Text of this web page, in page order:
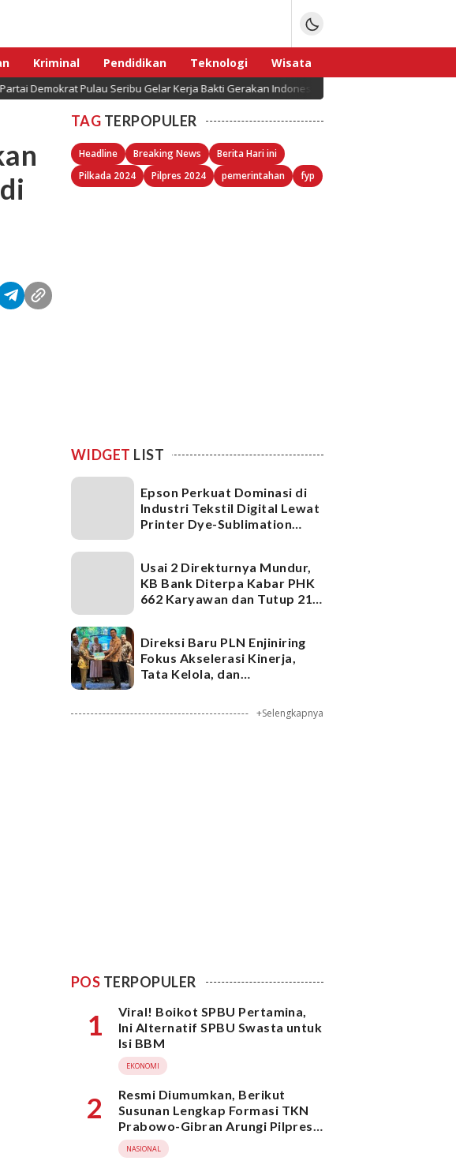
Kriminal Pendidikan Teknologi
Wisata
Sport
Pulau Seribu Gelar Kerja Bakti Gerakan Indonesia ASRI Langit Biru
TAG TERPOPULER
Headline Breaking News
Berita Hari ini
Pilkada 2024
Pilpres 2024 pemerintahan fyp
WIDGET LIST
Epson Perkuat Dominasi di
Industri Tekstil Digital Lewat
Printer Dye-Sublimation
Usai 2 Direkturnya Mundur,
KB Bank Diterpa Kabar PHK
662 Karyawan dan Tutup 21
Direksi Baru PLN Enjiniring
Fokus Akselerasi Kinerja,
Tata Kelola, dan
+Selengkapnya
POS TERPOPULER
1
Viral! Boikot SPBU Pertamina,
Ini Alternatif SPBU Swasta untuk
Isi BBM
EKONOMI
2
Resmi Diumumkan, Berikut
Susunan Lengkap Formasi TKN
Prabowo-Gibran Arungi Pilpres
2024, Ada Ridwan Kamil hingga
Suami Yenny Wahid
NASIONAL